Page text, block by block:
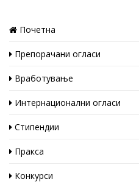
Почетна
Препорачани огласи
Вработување
Интернационални огласи
Стипендии
Пракса
Конкурси